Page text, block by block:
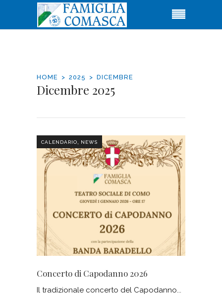
HOME 2025 DICEMBRE
Dicembre 2025
CALENDARIO, NEWS
Concerto di Capodanno 2026
Il tradizionale concerto del Capodanno